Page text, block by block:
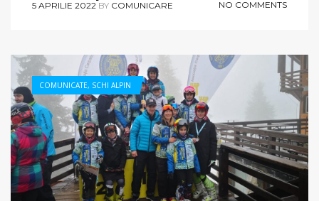
5 APRILIE 2022 BY COMUNICARE NO COMMENTS
COMUNICATE, SCHI ALPIN